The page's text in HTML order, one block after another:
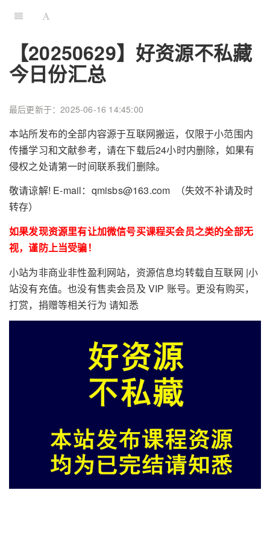
【20250629】好资源不私藏
今日份汇总
最后更新于：2025-06-16 14:45:00
本站所发布的全部内容源于互联网搬运，仅限于小范围内
传播学习和文献参考，请在下载后24小时内删除，如果有
侵权之处请第一时间联系我们删除。
敬请谅解! E-mail：qmisbs@163.com （失效不补请及时
转存）
如果发现资源里有让加微信号买课程买会员之类的全部无
视，谨防上当受骗！
小站为非商业非性盈利网站，资源信息均转载自互联网 |小
站没有充值。也没有售卖会员及 VIP 账号。更没有购买，
打赏，捐赠等相关行为 请知悉